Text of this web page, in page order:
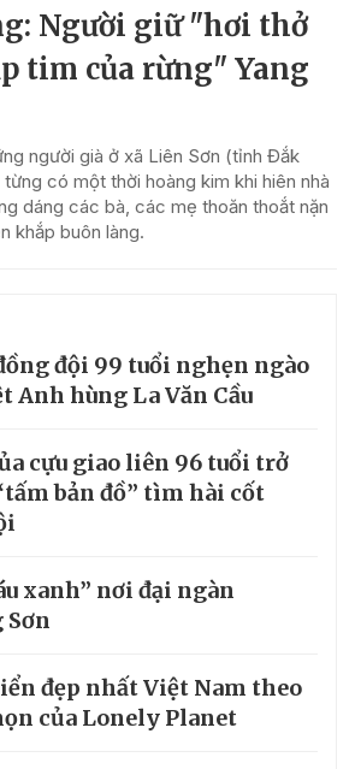
Người giữ "hơi thở
tim của rừng" Yang
người già ở xã Liên Sơn (tỉnh Đắk
có một thời hoàng kim khi hiên nhà
dáng các bà, các mẹ thoăn thoắt nặn
khắp buôn làng.
đội 99 tuổi nghẹn ngào
Anh hùng La Văn Cầu
cựu giao liên 96 tuổi trở
bản đồ” tìm hài cốt
xanh” nơi đại ngàn
Sơn
đẹp nhất Việt Nam theo
của Lonely Planet